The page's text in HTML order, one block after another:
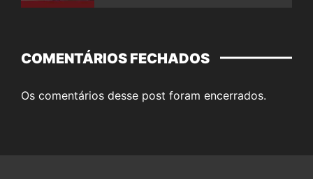
COMENTÁRIOS FECHADOS
Os comentários desse post foram encerrados.